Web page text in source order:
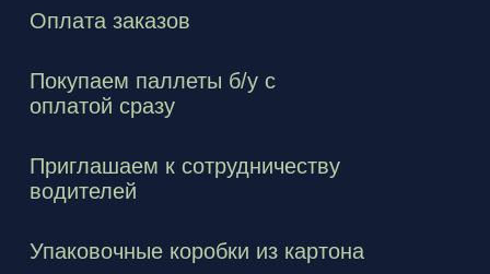
Оплата заказов
Покупаем паллеты б/у с
оплатой сразу
Приглашаем к сотрудничеству
водителей
Упаковочные коробки из картона